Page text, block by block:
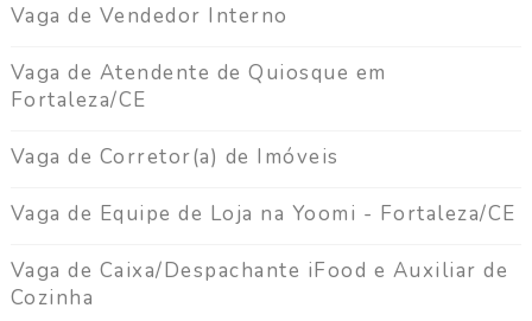
Vaga de Vendedor Interno
Vaga de Atendente de Quiosque em
Fortaleza/CE
Vaga de Corretor(a) de Imóveis
Vaga de Equipe de Loja na Yoomi - Fortaleza/CE
Vaga de Caixa/Despachante iFood e Auxiliar de
Cozinha